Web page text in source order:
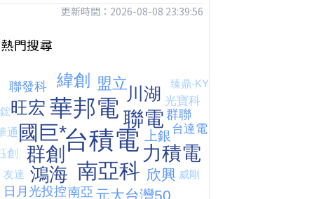
更新時間：2026-08-08 23:39:56
熱門搜尋